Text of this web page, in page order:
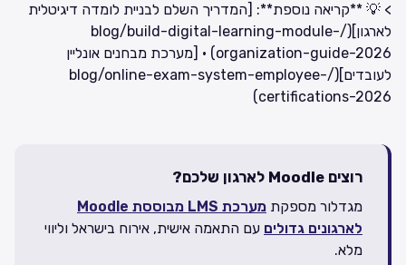
> 💡 **קריאה נוספת**: [המדריך השלם לבניית לומדה דיגיטלית
לארגון](/blog/build-digital-learning-module-
organization-guide-2026) · [מערכת מבחנים אונליין
לעובדים](/blog/online-exam-system-employee-
certifications-2026)
רוצים Moodle לארגון שלכם?
מגדלור מספקת
מערכת LMS מבוססת Moodle
לארגונים גדולים עם התאמה אישית, אירוח בישראל וליווי
מלא.